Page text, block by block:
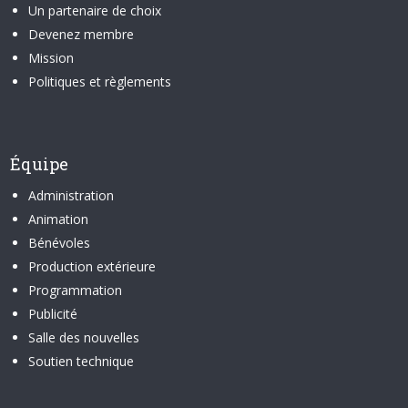
Un partenaire de choix
Devenez membre
Mission
Politiques et règlements
Équipe
Administration
Animation
Bénévoles
Production extérieure
Programmation
Publicité
Salle des nouvelles
Soutien technique